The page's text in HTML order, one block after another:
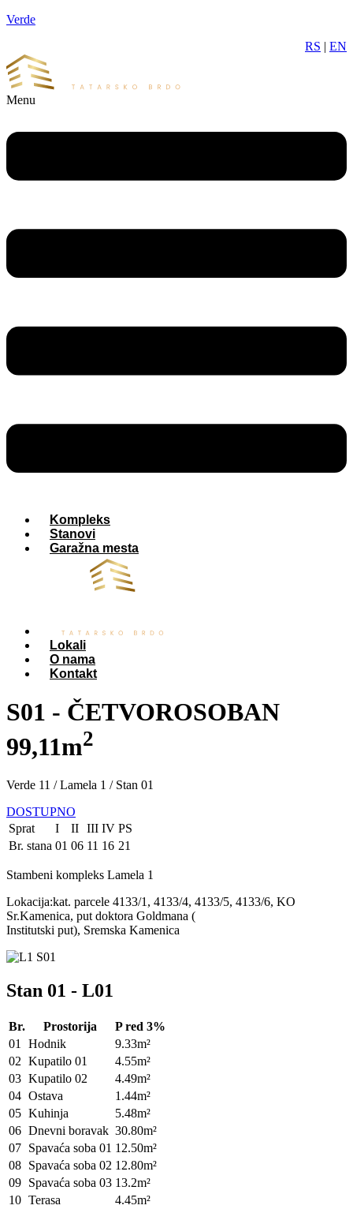
Verde
RS | EN
Menu
Kompleks
Stanovi
Garažna mesta
Lokali
O nama
Kontakt
S01 - ČETVOROSOBAN
99,11m2
Verde 11 / Lamela 1 / Stan 01
DOSTUPNO
Sprat
I II III IV PS
Br. stana 01 06 11 16 21
Stambeni kompleks Lamela 1
Lokacija:kat. parcele 4133/1, 4133/4, 4133/5, 4133/6, KO
Sr.Kamenica, put doktora Goldmana (
Institutski put), Sremska Kamenica
Stan 01 - L01
Br. Prostorija
P red 3%
01
Hodnik
9.33m²
02 Kupatilo 01
4.55m²
03 Kupatilo 02
4.49m²
04 Ostava
1.44m²
05 Kuhinja
5.48m²
06 Dnevni boravak 30.80m²
07 Spavaća soba 01 12.50m²
08 Spavaća soba 02 12.80m²
09 Spavaća soba 03 13.2m²
10 Terasa
4.45m²